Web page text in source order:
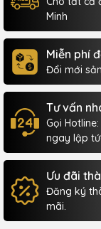
Minh
Miễn phí
Đổi mới
Tư vấn
Gọi
ngay lập
Ưu đãi
Đăng ký
mãi.